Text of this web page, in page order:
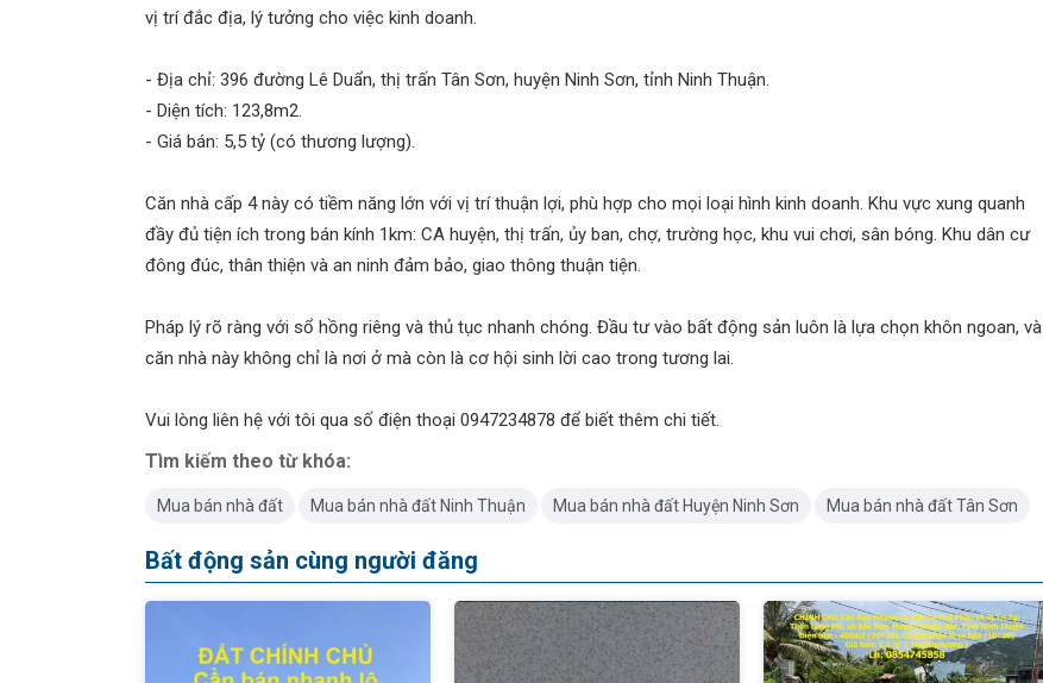
vị trí đắc địa, lý tưởng cho việc kinh doanh.
- Địa chỉ: 396 đường Lê Duẩn, thị trấn Tân Sơn, huyện Ninh Sơn, tỉnh Ninh Thuận.
- Diện tích: 123,8m2.
- Giá bán: 5,5 tỷ (có thương lượng).
Căn nhà cấp 4 này có tiềm năng lớn với vị trí thuận lợi, phù hợp cho mọi loại hình kinh doanh. Khu vực xung quanh
đầy đủ tiện ích trong bán kính 1km: CA huyện, thị trấn, ủy ban, chợ, trường học, khu vui chơi, sân bóng. Khu dân cư
đông đúc, thân thiện và an ninh đảm bảo, giao thông thuận tiện.
Pháp lý rõ ràng với sổ hồng riêng và thủ tục nhanh chóng. Đầu tư vào bất động sản luôn là lựa chọn khôn ngoan, và
căn nhà này không chỉ là nơi ở mà còn là cơ hội sinh lời cao trong tương lai.
Vui lòng liên hệ với tôi qua số điện thoại 0947234878 để biết thêm chi tiết.
Tìm kiếm theo từ khóa:
Mua bán nhà đất Mua bán nhà đất Ninh Thuận Mua bán nhà đất Huyện Ninh Sơn Mua bán nhà đất Tân Sơn
Bất động sản cùng người đăng